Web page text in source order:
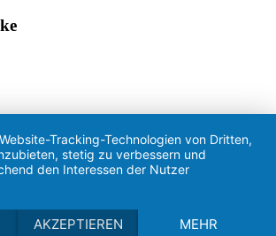
Tracking-Technologien von Dritten,
stetig zu verbessern und
den Interessen der Nutzer
AKZEPTIEREN MEHR